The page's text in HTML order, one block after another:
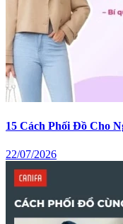
15 Cách Phối Đồ Cho
22/07/2026